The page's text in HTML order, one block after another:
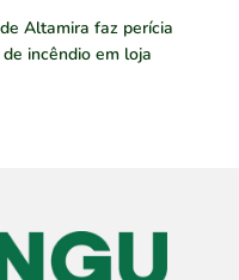
Altamira faz perícia
incêndio em loja